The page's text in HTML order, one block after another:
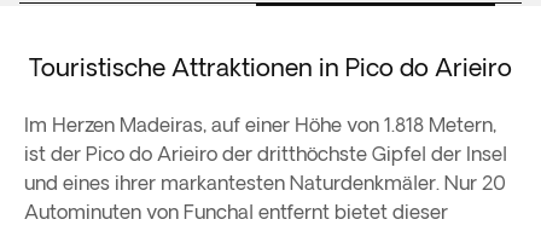
Touristische Attraktionen in Pico do Arieiro
Im Herzen Madeiras, auf einer Höhe von 1.818 Metern,
ist der Pico do Arieiro der dritthöchste Gipfel der Insel
und eines ihrer markantesten Naturdenkmäler. Nur 20
Autominuten von Funchal entfernt bietet dieser